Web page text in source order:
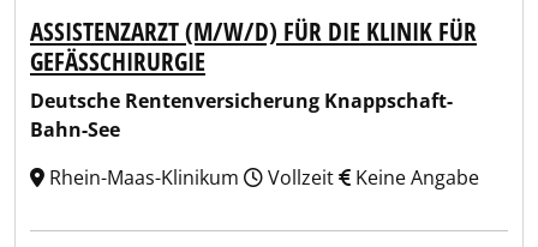
ASSISTENZARZT (M/W/D) FÜR DIE KLINIK FÜR
GEFÄSSCHIRURGIE
Deutsche Rentenversicherung Knappschaft-
Bahn-See
Rhein-Maas-Klinikum
Vollzeit Keine Angabe